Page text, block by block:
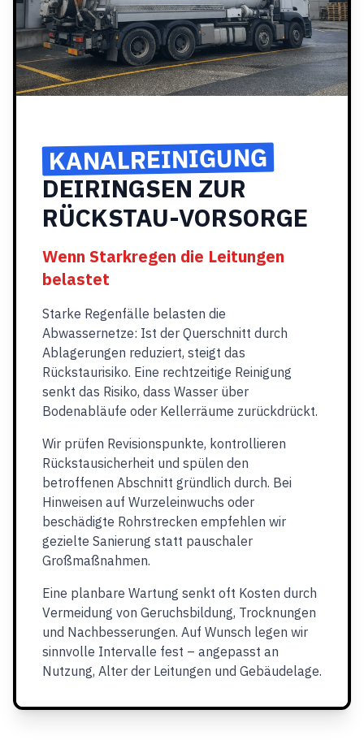
KANALREINIGUNG
DEIRINGSEN ZUR
RÜCKSTAU-VORSORGE
Wenn Starkregen die Leitungen
belastet
Starke Regenfälle belasten die
Abwassernetze: Ist der Querschnitt durch
Ablagerungen reduziert, steigt das
Rückstaurisiko. Eine rechtzeitige Reinigung
senkt das Risiko, dass Wasser über
Bodenabläufe oder Kellerräume zurückdrückt.
Wir prüfen Revisionspunkte, kontrollieren
Rückstausicherheit und spülen den
betroffenen Abschnitt gründlich durch. Bei
Hinweisen auf Wurzeleinwuchs oder
beschädigte Rohrstrecken empfehlen wir
gezielte Sanierung statt pauschaler
Großmaßnahmen.
Eine planbare Wartung senkt oft Kosten durch
Vermeidung von Geruchsbildung, Trocknungen
und Nachbesserungen. Auf Wunsch legen wir
sinnvolle Intervalle fest – angepasst an
Nutzung, Alter der Leitungen und Gebäudelage.